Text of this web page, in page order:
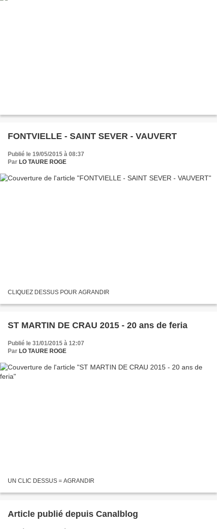
FONTVIELLE - SAINT SEVER - VAUVERT
Publié le 19/05/2015 à 08:37
Par LO TAURE ROGE
CLIQUEZ DESSUS POUR AGRANDIR
ST MARTIN DE CRAU 2015 - 20 ans de feria
Publié le 31/01/2015 à 12:07
Par LO TAURE ROGE
UN CLIC DESSUS = AGRANDIR
Article publié depuis Canalblog